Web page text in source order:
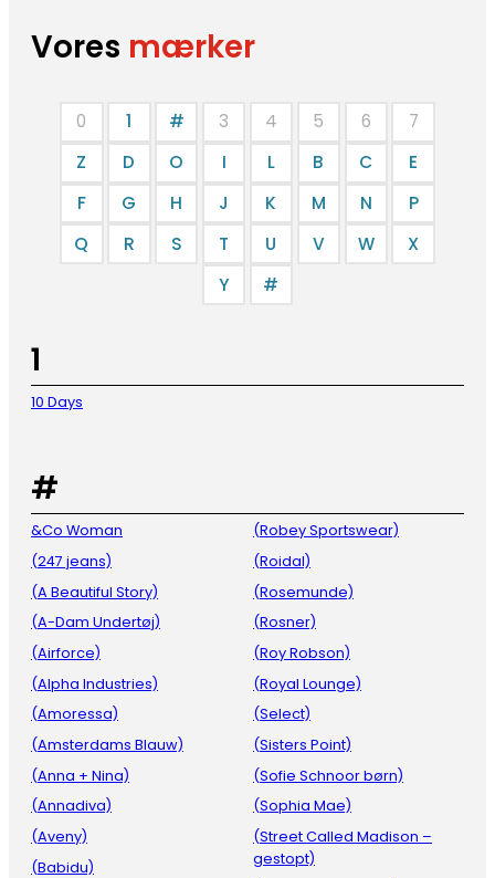
Vores mærker
0 1 # 3 4 5 6
7
Z
D O I L B C
E
F
G H J K M N
P
Q
R S T U V W
X
Y
#
1
10 Days
#
&Co Woman
(247 jeans)
(A Beautiful Story)
(A-Dam Undertøj)
(Airforce)
(Alpha Industries)
(Amoressa)
(Amsterdams Blauw)
(Anna + Nina)
(Annadiva)
(Aveny)
(Babidu)
(Robey Sportswear)
(Roidal)
(Rosemunde)
(Rosner)
(Roy Robson)
(Royal Lounge)
(Select)
(Sisters Point)
(Sofie Schnoor børn)
(Sophia Mae)
(Street Called Madison –
gestopt)